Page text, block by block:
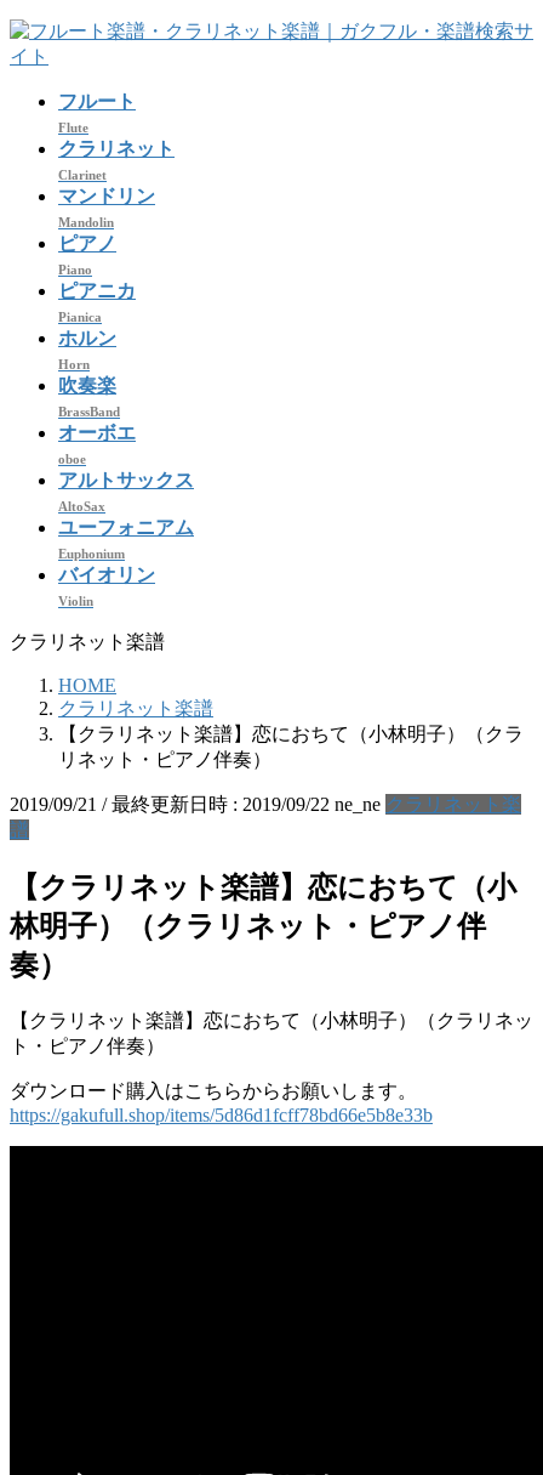
コ
ン
ナ
ビ
フルート
Flute
クラリネット
Clarinet
マンドリン
Mandolin
ピアノ
Piano
ピアニカ
Pianica
ホルン
Horn
吹奏楽
BrassBand
オーボエ
oboe
アルトサックス
AltoSax
ユーフォニアム
Euphonium
バイオリン
Violin
クラリネット楽譜
HOME
クラリネット楽譜
【クラリネット楽譜】恋におちて（小林明子）（クラ
リネット・ピアノ伴奏）
2019/09/21 / 最終更新日時 : 2019/09/22 ne_ne クラリネット楽
譜
【クラリネット楽譜】恋におちて（小
林明子）（クラリネット・ピアノ伴
奏）
【クラリネット楽譜】恋におちて（小林明子）（クラリネッ
ト・ピアノ伴奏）
ダウンロード購入はこちらからお願いします。
https://gakufull.shop/items/5d86d1fcff78bd66e5b8e33b